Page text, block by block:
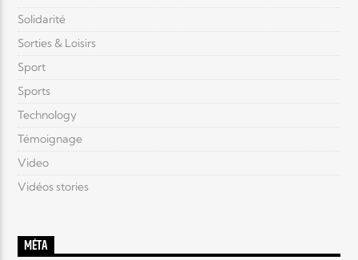
Solidarité
Sorties & Loisirs
Sport
Sports
Technology
Témoignage
Video
Vidéos stories
MÉTA